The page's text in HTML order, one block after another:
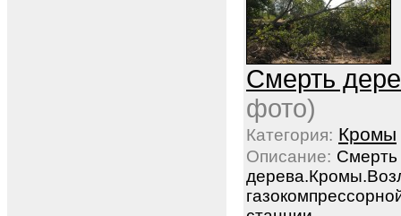
Смерть
фото)
Категория: Кромы
Описание: Смерть